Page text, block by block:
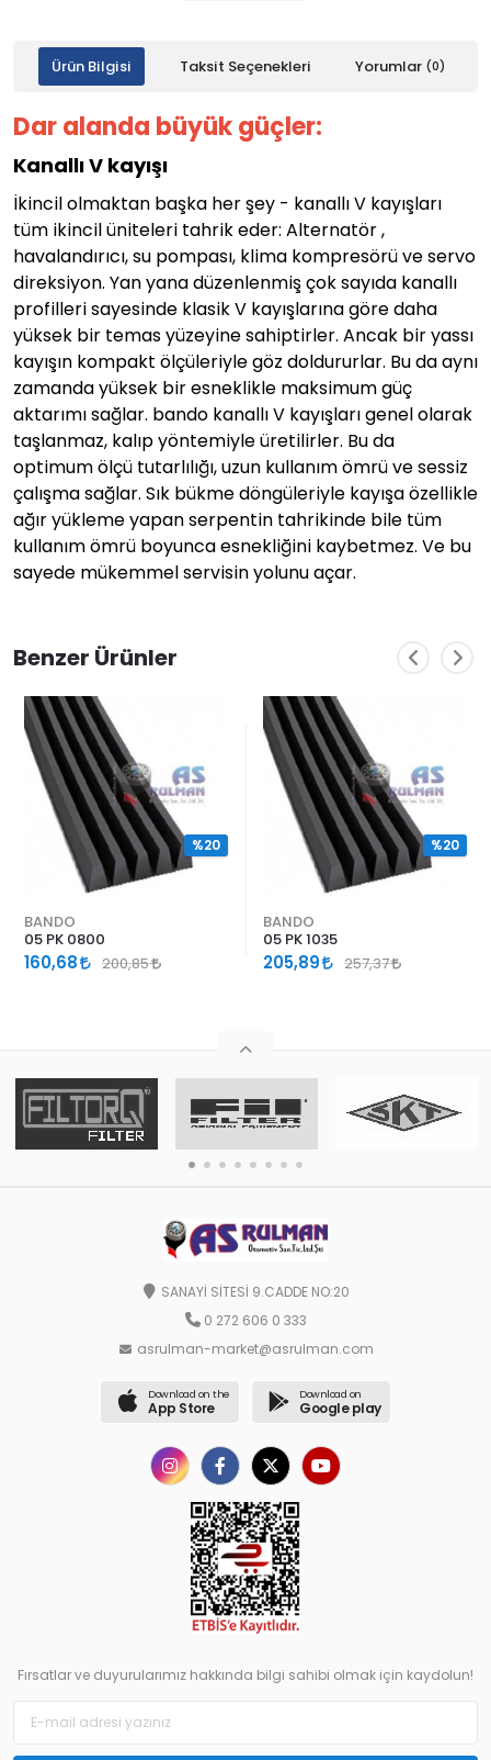
Ürün Bilgisi Taksit Seçenekleri Yorumlar (0)
Dar alanda büyük güçler:
Kanallı V kayışı
İkincil olmaktan başka her şey - kanallı V kayışları
tüm ikincil üniteleri tahrik eder: Alternatör ,
havalandırıcı, su pompası, klima kompresörü ve servo
direksiyon. Yan yana düzenlenmiş çok sayıda kanallı
profilleri sayesinde klasik V kayışlarına göre daha
yüksek bir temas yüzeyine sahiptirler. Ancak bir yassı
kayışın kompakt ölçüleriyle göz doldururlar. Bu da aynı
zamanda yüksek bir esneklikle maksimum güç
aktarımı sağlar. bando kanallı V kayışları genel olarak
taşlanmaz, kalıp yöntemiyle üretilirler. Bu da
optimum ölçü tutarlılığı, uzun kullanım ömrü ve sessiz
çalışma sağlar. Sık bükme döngüleriyle kayışa özellikle
ağır yükleme yapan serpentin tahrikinde bile tüm
kullanım ömrü boyunca esnekliğini kaybetmez. Ve bu
sayede mükemmel servisin yolunu açar.
Benzer Ürünler
BANDO
05 PK 0800
160,68 200,85
%20
BANDO
05 PK 1035
205,89 257,37
%20
SANAYİ SİTESİ 9.CADDE NO:20
0 272 606 0 333
asrulman-market@asrulman.com
Download on the
App Store
Download on
Google play
Fırsatlar ve duyurularımız hakkında bilgi sahibi olmak için kaydolun!